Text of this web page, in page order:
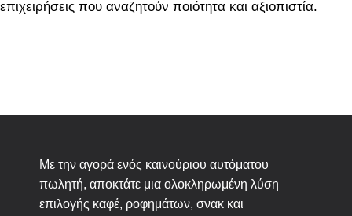
επιχειρήσεις που αναζητούν ποιότητα και αξιοπιστία.
Με την αγορά ενός καινούριου αυτόματου
πωλητή, αποκτάτε μια ολοκληρωμένη λύση
επιλογής καφέ, ροφημάτων, σνακ και